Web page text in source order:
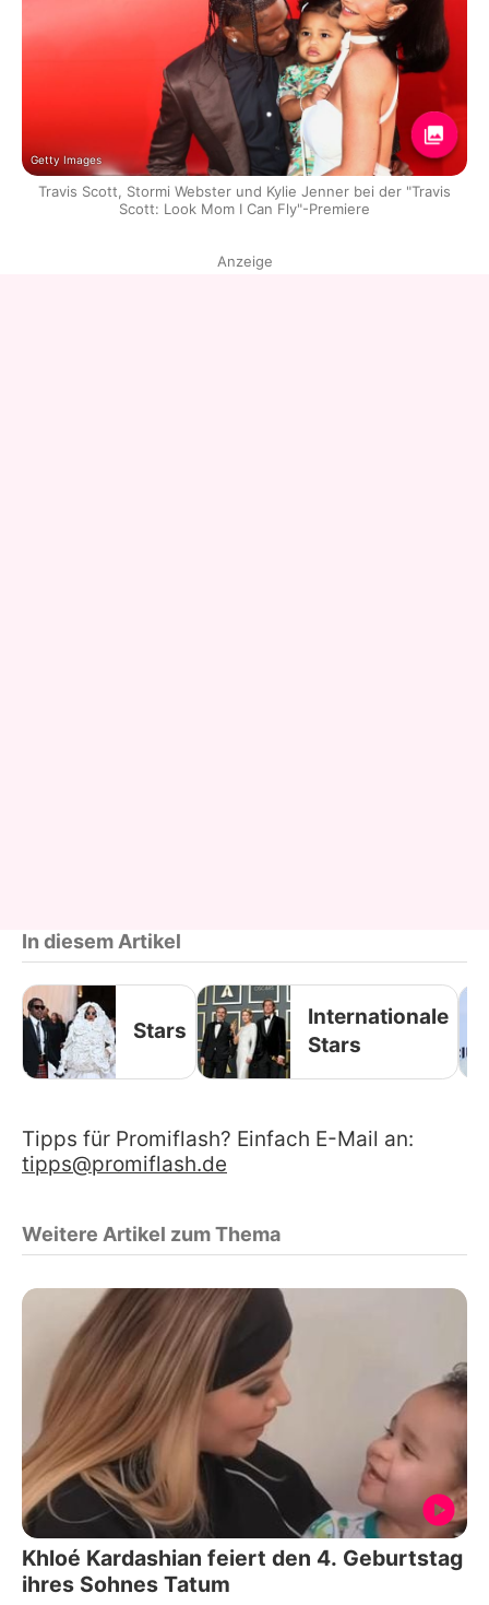
Getty Images
Travis Scott, Stormi Webster und Kylie Jenner bei der "Travis
Scott: Look Mom I Can Fly"-Premiere
Anzeige
In diesem Artikel
Stars
Internationale
Stars
Tipps für Promiflash? Einfach E-Mail an:
tipps@promiflash.de
Weitere Artikel zum Thema
Khloé Kardashian feiert den 4. Geburtstag
ihres Sohnes Tatum